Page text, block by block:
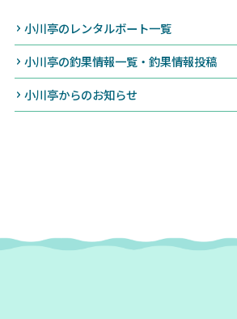
小川亭のレンタルボート一覧
小川亭の釣果情報一覧・釣果情報投稿
小川亭からのお知らせ